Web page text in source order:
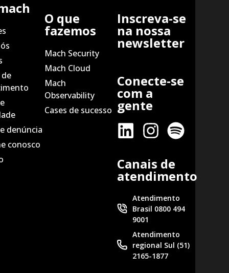
denúncia
conosco
O que
fazemos
Mach Security
Mach Cloud
Mach
Observability
Cases de sucesso
Inscreva-se
na nossa
newsletter
Conecte-se
com a
gente
Canais de
atendimento
Atendimento
Brasil 0800 494
9001
Atendimento
regional Sul (51)
2165-1877